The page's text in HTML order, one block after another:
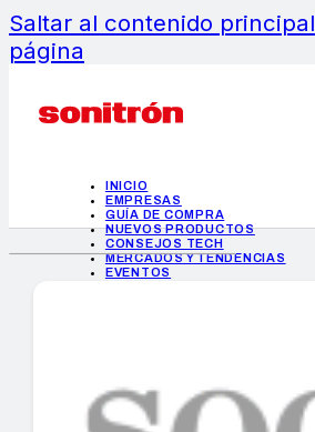
Saltar al contenido principal
página
INICIO
EMPRESAS
GUÍA DE COMPRA
NUEVOS PRODUCTOS
CONSEJOS TECH
MERCADOS Y TENDENCIAS
EVENTOS
INICIO